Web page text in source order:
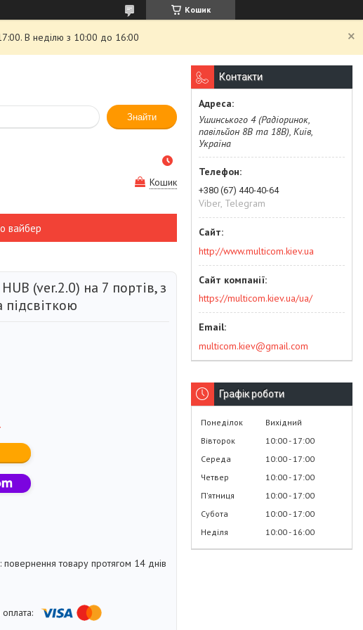
Кошик
В неділю з 10:00 до 16:00
Знайти
Кошик
вайбер
(ver.2.0) на 7 портів, з
повернення товару протягом 14 днів
Контакти
Ушинського 4 (Радіоринок,
павільйон 8В та 18В), Київ,
Україна
+380 (67) 440-40-64
Viber, Telegram
http://www.multicom.kiev.ua
https://multicom.kiev.ua/ua/
multicom.kiev@gmail.com
Графік роботи
Понеділок
Вихідний
Вівторок
10:00 17:00
Середа
10:00 17:00
Четвер
10:00 17:00
Пʼятниця
10:00 17:00
Субота
10:00 17:00
Неділя
10:00 16:00